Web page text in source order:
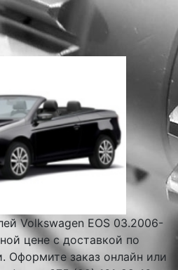
Volkswagen EOS 03.2006-
цене с доставкой по
Оформите заказ онлайн или